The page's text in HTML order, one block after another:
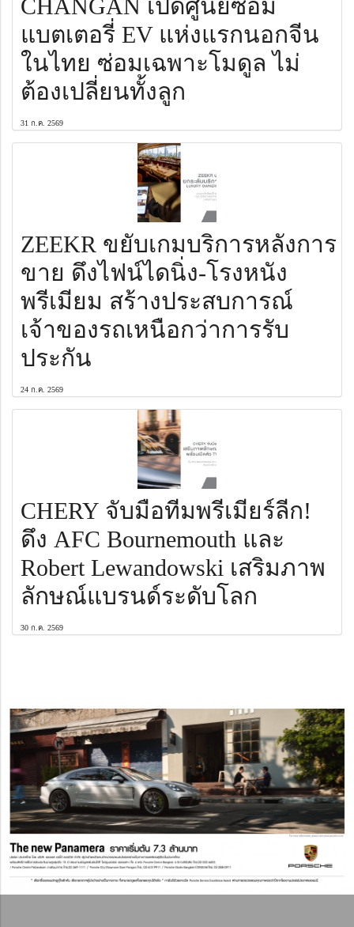
CHANGAN เปิดศูนย์ซ่อม
แบตเตอรี่ EV แห่งแรกนอกจีน
ในไทย ซ่อมเฉพาะโมดูล ไม่
ต้องเปลี่ยนทั้งลูก
31 ก.ค. 2569
ZEEKR ขยับเกมบริการหลังการ
ขาย ดึงไฟน์ไดนิ่ง-โรงหนัง
พรีเมียม สร้างประสบการณ์
เจ้าของรถเหนือกว่าการรับ
ประกัน
24 ก.ค. 2569
CHERY จับมือทีมพรีเมียร์ลีก!
ดึง AFC Bournemouth และ
Robert Lewandowski เสริมภาพ
ลักษณ์แบรนด์ระดับโลก
30 ก.ค. 2569